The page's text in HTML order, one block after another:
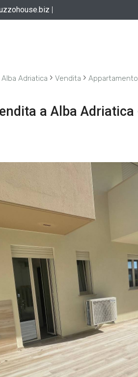
|
Alba Adriatica › Vendita › Appartamento
a Alba Adriatica